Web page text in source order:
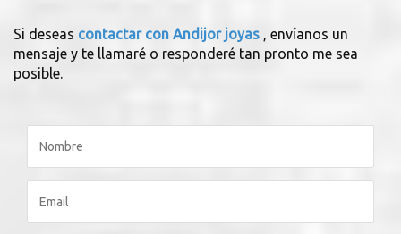
Si deseas contactar con Andijor joyas , envíanos un
mensaje y te llamaré o responderé tan pronto me sea
posible.